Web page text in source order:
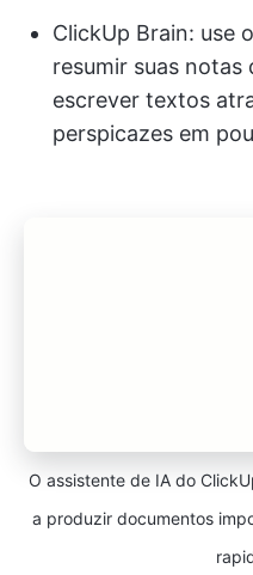
ClickUp Brain: use
resumir suas notas
escrever textos
perspicazes em
O assistente de IA do
a produzir documentos